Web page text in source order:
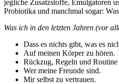
jegliche Zusatzstoffe, Emulgatoren
Probiotika und manchmal sogar:
Was ich in den letzten Jahren (vor
Dass es nichts gibt, was es
Auf meinen Körper zu hören.
Rückzug, Regeln und
Wer meine Freunde sind.
Mir selbst zu vertrauen.